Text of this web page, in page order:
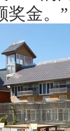
奖金。”